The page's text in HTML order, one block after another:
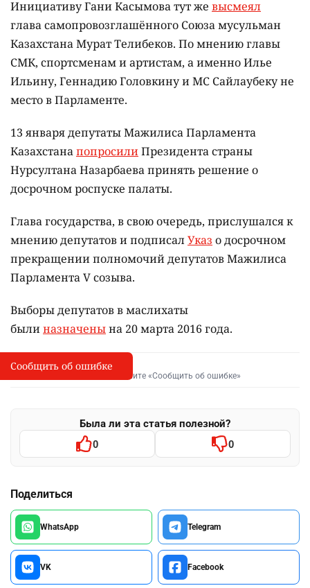
Инициативу Гани Касымова тут же высмеял
глава самопровозглашённого Союза мусульман
Казахстана Мурат Телибеков. По мнению главы
СМК, спортсменам и артистам, а именно Илье
Ильину, Геннадию Головкину и МС Сайлаубеку не
место в Парламенте.
13 января депутаты Мажилиса Парламента
КазахстанапопросилиПрезидента страны
Нурсултана Назарбаева принять решение о
досрочном роспуске палаты.
Глава государства, в свою очередь, прислушался к
мнению депутатов и подписалУказ о досрочном
прекращении полномочий депутатов Мажилиса
Парламента V созыва.
Выборы депутатов в маслихаты
былиназначенына 20 марта 2016 года.
I
Сообщить об опечатке
Выделите фрагмент и нажмите «Сообщить об ошибке»
Была ли эта статья полезной?
0 0
Поделиться
WhatsApp Telegram
VK Facebook
Сообщить об ошибке